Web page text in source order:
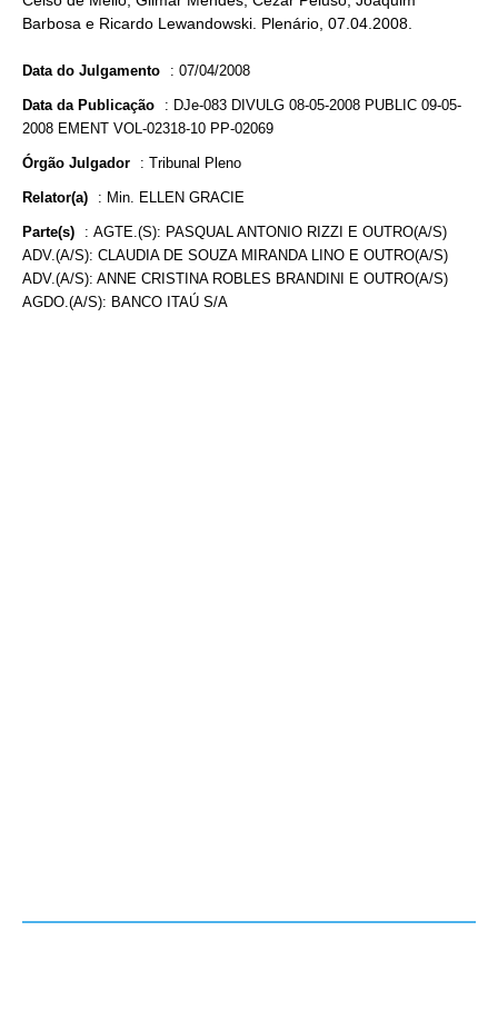
Barbosa e Ricardo Lewandowski. Plenário, 07.04.2008.
Data do Julgamento : 07/04/2008
Data da Publicação : DJe-083 DIVULG 08-05-2008 PUBLIC 09-05-
2008 EMENT VOL-02318-10 PP-02069
Órgão Julgador : Tribunal Pleno
Relator(a) : Min. ELLEN GRACIE
Parte(s) : AGTE.(S): PASQUAL ANTONIO RIZZI E OUTRO(A/S)
ADV.(A/S): CLAUDIA DE SOUZA MIRANDA LINO E OUTRO(A/S)
ADV.(A/S): ANNE CRISTINA ROBLES BRANDINI E OUTRO(A/S)
AGDO.(A/S): BANCO ITAÚ S/A